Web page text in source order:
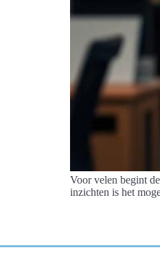
Voor velen begint
inzichten is het